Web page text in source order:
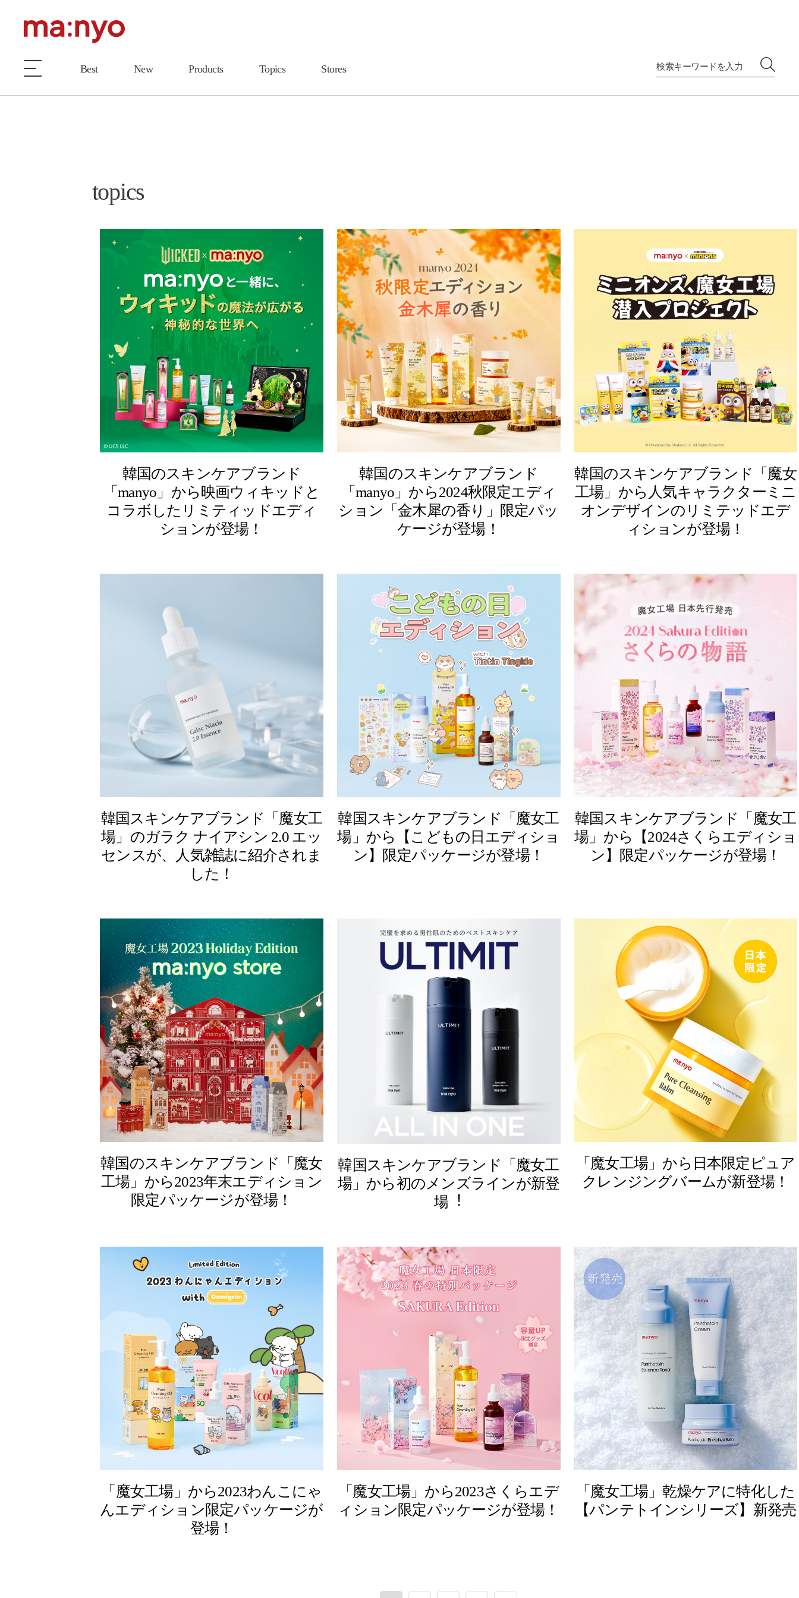
Best New Products Topics Stores
topics
韓国のスキンケアブランド
「manyo」から映画ウィキッドと
コラボしたリミティッドエディ
ションが登場！
韓国のスキンケアブランド
「manyo」から2024秋限定エディ
ション「金木犀の香り」限定パッ
ケージが登場！
韓国のスキンケアブランド「魔女
工場」から人気キャラクターミニ
オンデザインのリミテッドエデ
ィションが登場！
韓国スキンケアブランド「魔女工
場」のガラク ナイアシン 2.0 エッ
センスが、人気雑誌に紹介されま
した！
韓国スキンケアブランド「魔女工
場」から【こどもの日エディショ
ン】限定パッケージが登場！
韓国スキンケアブランド「魔女工
場」から【2024さくらエディショ
ン】限定パッケージが登場！
韓国のスキンケアブランド「魔女
工場」から2023年末エディション
限定パッケージが登場！
韓国スキンケアブランド「魔⼥⼯
場」から初のメンズラインが新登
場︕
「魔女工場」から日本限定ピュア
クレンジングバームが新登場！
「魔女工場」から2023わんこにゃ
んエディション限定パッケージが
登場！
「魔女工場」から2023さくらエデ
ィション限定パッケージが登場！
「魔女工場」乾燥ケアに特化した
【パンテトインシリーズ】新発売